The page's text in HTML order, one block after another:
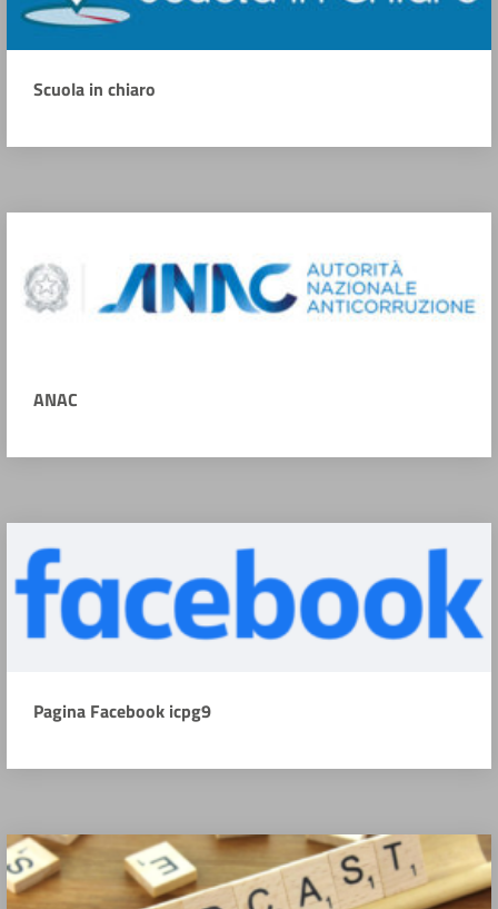
Scuola in chiaro
ANAC
Pagina Facebook icpg9